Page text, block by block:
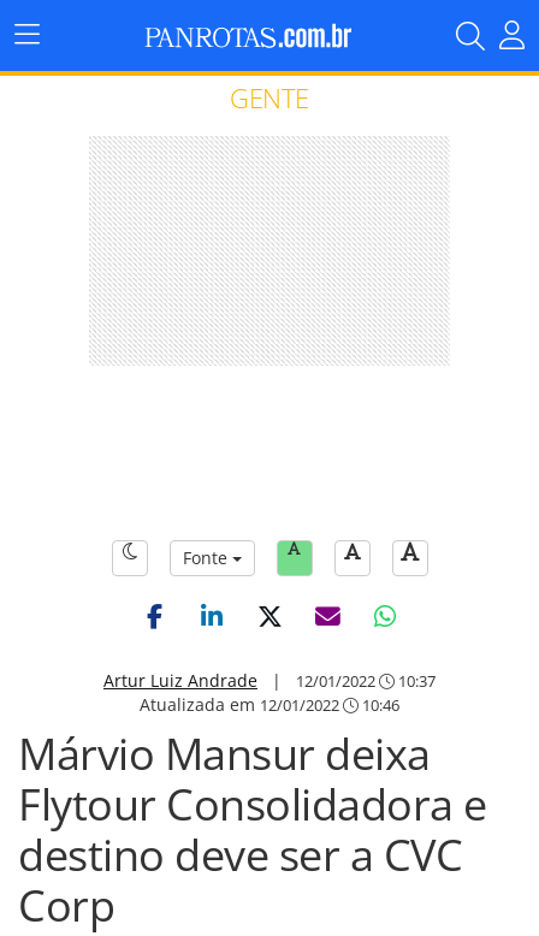
Menu
Principal
GENTE
Fonte
Artur Luiz Andrade | 12/01/2022 10:37
Atualizada em 12/01/2022 10:46
Márvio Mansur deixa
Flytour Consolidadora e
destino deve ser a CVC
Corp